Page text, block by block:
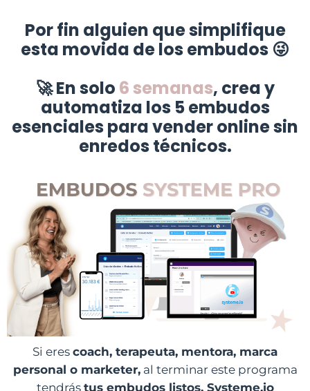
Por fin alguien que simplifique
esta movida de los embudos 😜
🚀 En solo 6 semanas, crea y
automatiza los 5 embudos
esenciales para vender online sin
enredos técnicos.
Si eres coach, terapeuta, mentora, marca
personal o marketer,al terminar este programa
tendrás tus embudos listos, Systeme.io